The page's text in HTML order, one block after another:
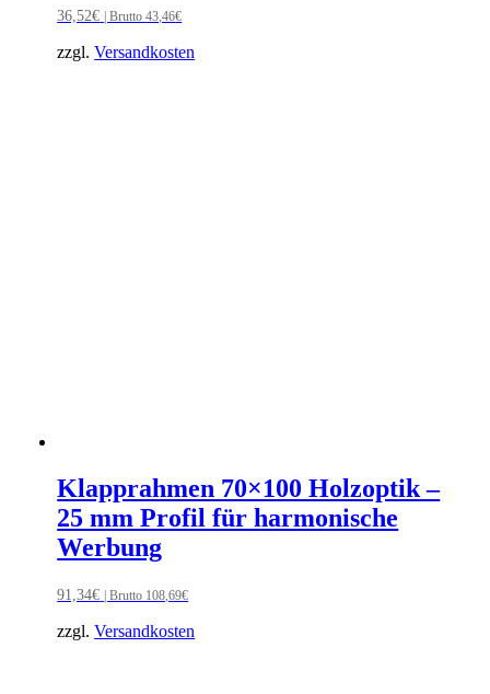
36,52€ | Brutto43,46€
zzgl.Versandkosten
Klapprahmen 70×100 Holzoptik –
25 mm Profil für harmonische
Werbung
91,34€ | Brutto 108,69€
zzgl.Versandkosten